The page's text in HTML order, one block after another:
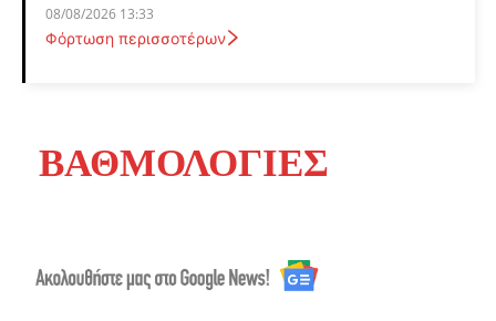
08/08/2026 13:33
Φόρτωση περισσοτέρων
ΒΑΘΜΟΛΟΓΙΕΣ